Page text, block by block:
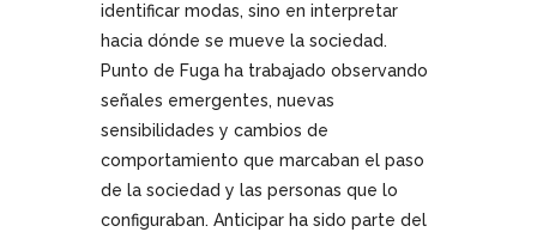
identificar modas, sino en interpretar
hacia dónde se mueve la sociedad.
Punto de Fuga ha trabajado observando
señales emergentes, nuevas
sensibilidades y cambios de
comportamiento que marcaban el paso
de la sociedad y las personas que lo
configuraban. Anticipar ha sido parte del